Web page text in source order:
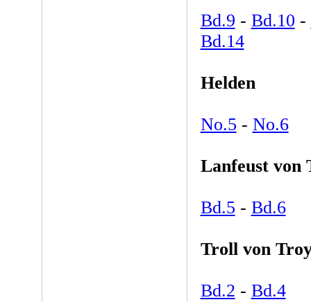
Bd.9 - Bd.10 -
Bd.14
Helden
No.5 - No.6
Lanfeust von
Bd.5 - Bd.6
Troll von
Bd.2 - Bd.4